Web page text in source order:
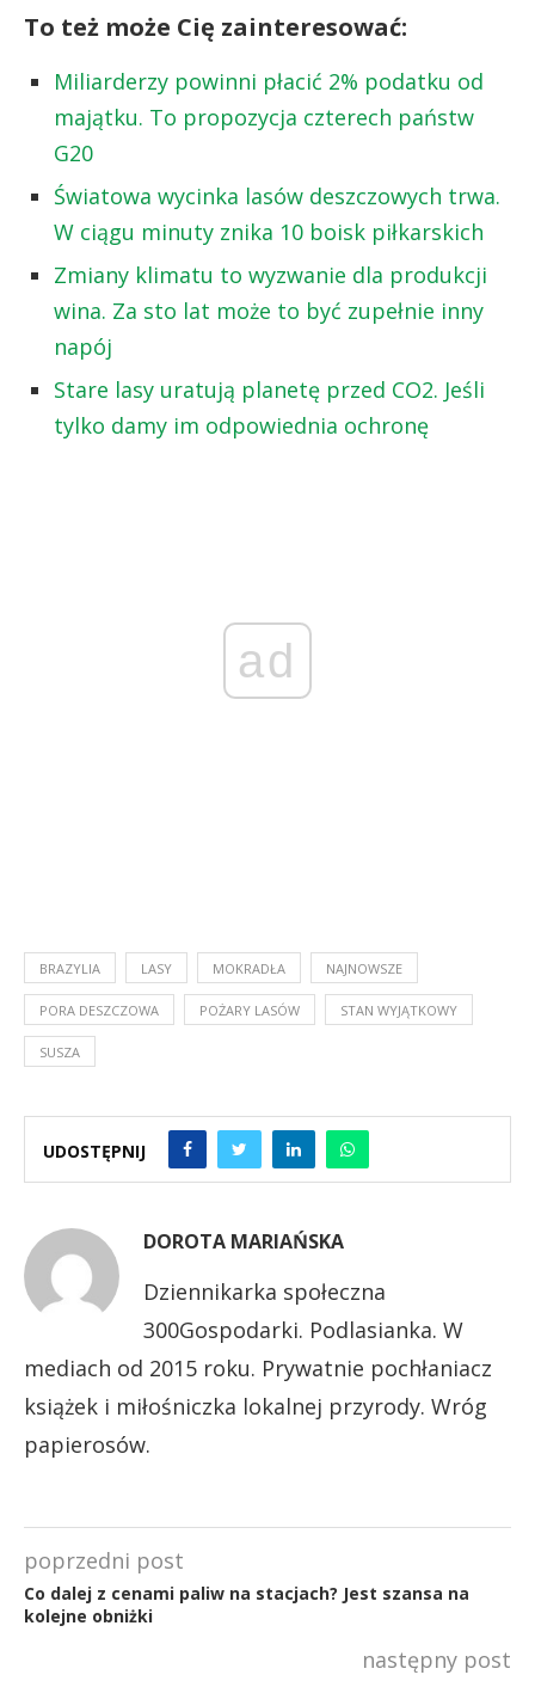
To też może Cię zainteresować:
Miliarderzy powinni płacić 2% podatku od
majątku. To propozycja czterech państw
G20
Światowa wycinka lasów deszczowych trwa.
W ciągu minuty znika 10 boisk piłkarskich
Zmiany klimatu to wyzwanie dla produkcji
wina. Za sto lat może to być zupełnie inny
napój
Stare lasy uratują planetę przed CO2. Jeśli
tylko damy im odpowiednia ochronę
ad
BRAZYLIA LASY MOKRADŁA NAJNOWSZE
PORA DESZCZOWA POŻARY LASÓW STAN WYJĄTKOWY
SUSZA
UDOSTĘPNIJ
DOROTA MARIAŃSKA
Dziennikarka społeczna
300Gospodarki. Podlasianka. W
mediach od 2015 roku. Prywatnie pochłaniacz
książek i miłośniczka lokalnej przyrody. Wróg
papierosów.
poprzedni post
Co dalej z cenami paliw na stacjach? Jest szansa na
kolejne obniżki
następny post